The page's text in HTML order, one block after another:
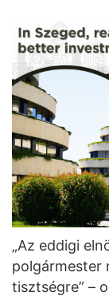
„Az eddigi
polgármester
tisztségre” –